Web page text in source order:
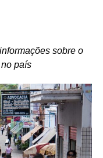
já dispõe de
deepfakes, exigir a
Blum, advogado,
na ESPM, FAAP
uma lacuna
na votação
“O TSE exerce o
e fiscalizar
sobre o
país